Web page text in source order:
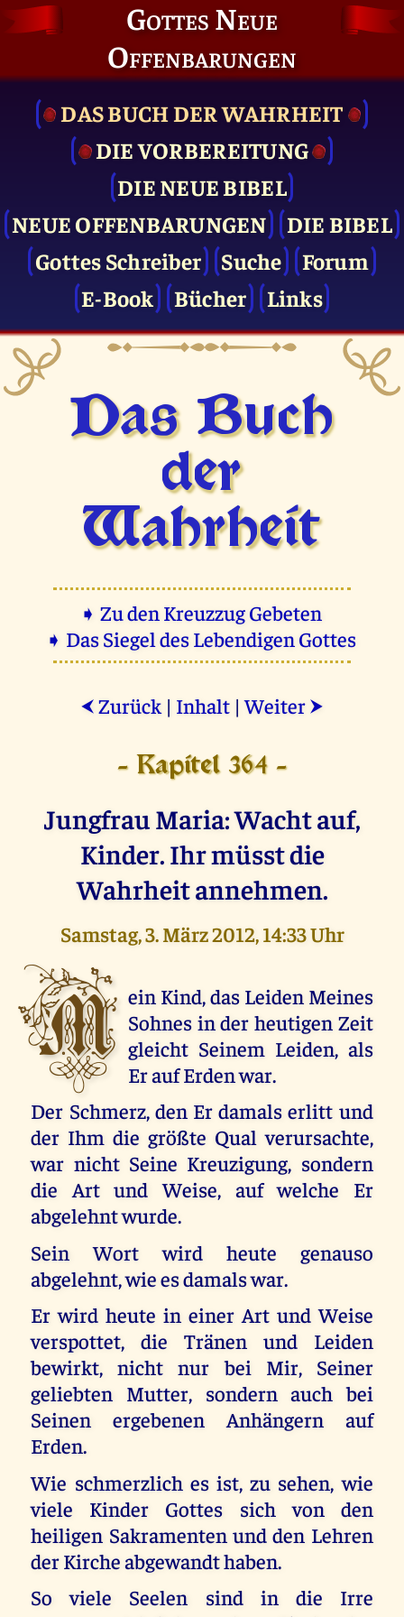
Gottes Neue
Offenbarungen
DAS BUCH DER WAHRHEIT
DIE VOR­BEREITUNG
DIE NEUE BIBEL
NEUE OFFENBARUNGEN
DIE BIBEL
Gottes Schreiber
Suche
Forum
E-Book
Bücher Links
Das Buch
der
Wahrheit
➧ Zu den Kreuzzug Gebeten
➧ Das Siegel des Lebendigen Gottes
⮜ Zurück | Inhalt |Weiter ⮞
- Kapitel 364 -
Jungfrau Maria: Wacht auf,
Kinder. Ihr müsst die
Wahrheit annehmen.
Samstag, 3. März 2012, 14:33 Uhr
M ein Kind, das Leiden Meines
Sohnes in der heutigen Zeit
gleicht Seinem Leiden, als
Er auf Erden war.
Der Schmerz, den Er damals erlitt und
der Ihm die größte Qual verursachte,
war nicht Seine Kreuzigung, sondern
die Art und Weise, auf welche Er
abgelehnt wurde.
Sein Wort wird heute genauso
abgelehnt, wie es damals war.
Er wird heute in einer Art und Weise
verspottet, die Tränen und Leiden
bewirkt, nicht nur bei Mir, Seiner
geliebten Mutter, sondern auch bei
Seinen ergebenen Anhängern auf
Erden.
Wie schmerzlich es ist, zu sehen, wie
viele Kinder Gottes sich von den
heiligen Sakramenten und den Lehren
der Kirche abgewandt haben.
So viele Seelen sind in die Irre